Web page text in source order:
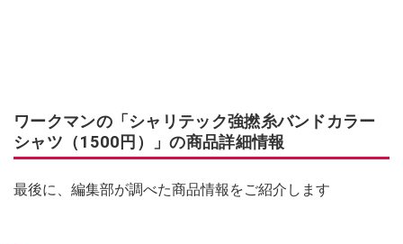
ワークマンの「シャリテック強撚糸バンドカラー
シャツ（1500円）」の商品詳細情報
最後に、編集部が調べた商品情報をご紹介します